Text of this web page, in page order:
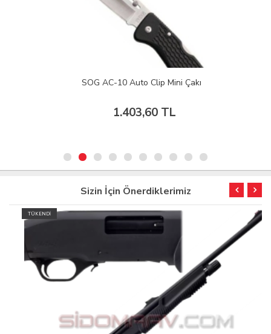
SOG AC-10 Auto Clip Mini Çakı
1.403,60 TL
Sizin İçin Önerdiklerimiz
TÜKENDİ